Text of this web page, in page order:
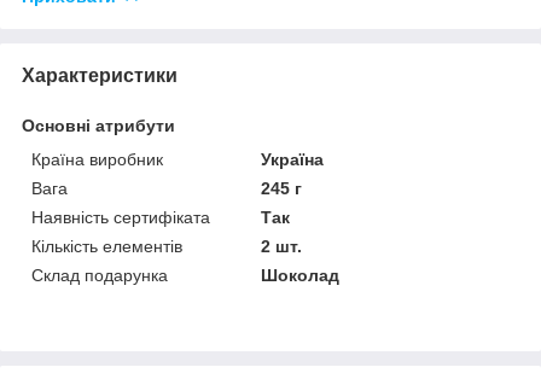
Характеристики
Основні атрибути
Країна виробник
Україна
Вага
245 г
Наявність сертифіката
Так
Кількість елементів
2 шт.
Склад подарунка
Шоколад